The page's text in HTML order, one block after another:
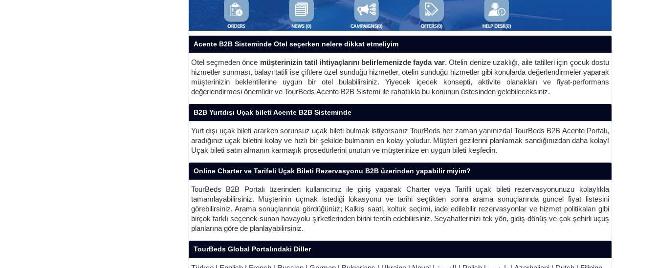
Acente B2B Sisteminde Otel seçerken nelere dikkat etmeliyim
Otel seçmeden önce müşterinizin tatil ihtiyaçlarını belirlemenizde fayda var. Otelin denize uzaklığı, aile tatilleri için çocuk dostu
hizmetler sunması, balayı tatili ise çiftlere özel sunduğu hizmetler, otelin sunduğu hizmetler gibi konularda değerlendirmeler yaparak
müşterinizin beklentilerine uygun bir otel bulabilirsiniz. Yiyecek içecek konsepti, aktivite olanakları ve fiyat-performans
değerlendirmesi önemlidir ve TourBeds Acente B2B Sistemi ile rahatlıkla bu konunun üstesinden gelebileceksiniz.
B2B Yurtdışı Uçak bileti Acente B2B Sisteminde
Yurt dışı uçak bileti ararken sorunsuz uçak bileti bulmak istiyorsanız TourBeds her zaman yanınızda! TourBeds B2B Acente Portalı,
aradığınız uçak biletini kolay ve hızlı bir şekilde bulmanın en kolay yoludur. Müşteri gezilerini planlamak sandığınızdan daha kolay!
Uçak bileti satın almanın karmaşık prosedürlerini unutun ve müşterinize en uygun bileti keşfedin.
Online Charter ve Tarifeli Uçak Bileti Rezervasyonu B2B üzerinden yapabilir miyim?
TourBeds B2B Portalı üzerinden kullanıcınız ile giriş yaparak Charter veya Tarifli uçak bileti rezervasyonunuzu kolaylıkla
tamamlayabilirsiniz. Müşterinin uçmak istediği lokasyonu ve tarihi seçtikten sonra arama sonuçlarında güncel fiyat listesini
görebilirsiniz. Arama sonuçlarında gördüğünüz; Kalkış saati, koltuk seçimi, iade edilebilir rezervasyonlar ve hizmet politikaları gibi
birçok farklı seçenek sunan havayolu şirketlerinden birini tercih edebilirsiniz. Seyahatlerinizi tek yön, gidiş-dönüş ve çok şehirli uçuş
planlarına göre de planlayabilirsiniz.
TourBeds Global Portalındaki Diller